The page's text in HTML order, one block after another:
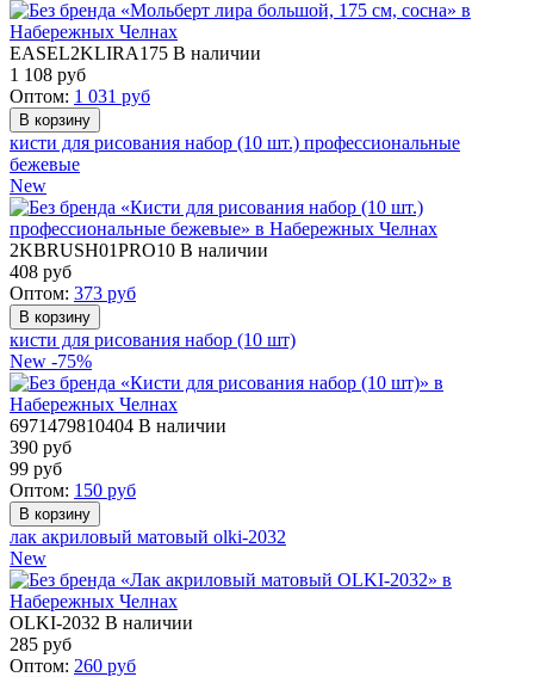
EASEL2KLIRA175 В наличии
1 108 руб
Оптом: 1 031 руб
кисти для рисования набор (10 шт.) профессиональные
бежевые
New
2KBRUSH01PRO10 В наличии
408 руб
Оптом: 373 руб
кисти для рисования набор (10 шт)
New -75%
6971479810404 В наличии
390 руб
99 руб
Оптом: 150 руб
лак акриловый матовый olki-2032
New
OLKI-2032 В наличии
285 руб
Оптом: 260 руб